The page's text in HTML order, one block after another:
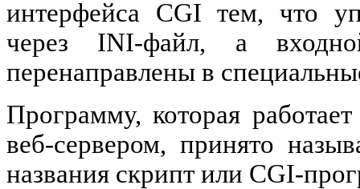
интерфейса CGI тем, что
через INI-файл, а
перенаправлены в
Программу, которая
веб-сервером, принято
названия скрипт или CGI-